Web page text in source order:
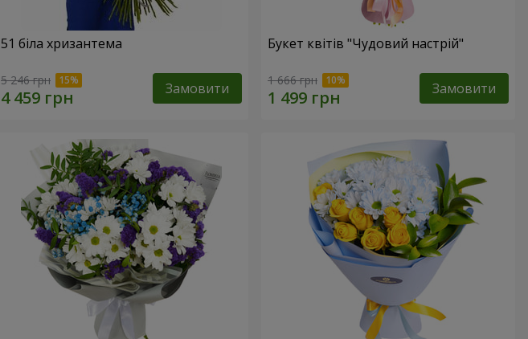
51 біла хризантема
5 246 грн Замовити
Букет квітів "Чудовий настрій"
1 666 грн Замовити